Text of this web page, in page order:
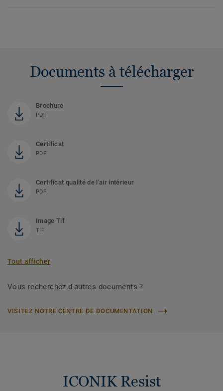
Documents à télécharger
Brochure
PDF
Certificat
PDF
Certificat qualité de l'air intérieur
PDF
Image Tif
TIF
Tout afficher
Vous recherchez d'autres documents ?
VISITEZ NOTRE CENTRE DE DOCUMENTATION
ICONIK Resist